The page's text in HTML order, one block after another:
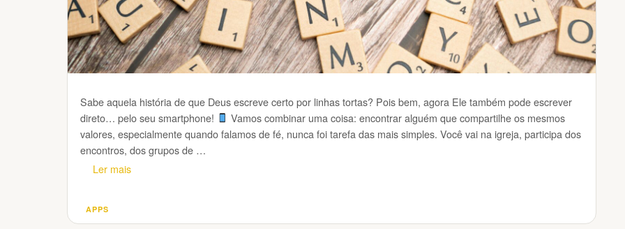
Sabe aquela história de que Deus escreve certo por linhas tortas? Pois bem, agora Ele também pode escrever
direto… pelo seu smartphone!
Vamos combinar uma coisa: encontrar alguém que compartilhe os mesmos
valores, especialmente quando falamos de fé, nunca foi tarefa das mais simples. Você vai na igreja, participa dos
encontros, dos grupos de …
Ler mais
Categorias
APPS